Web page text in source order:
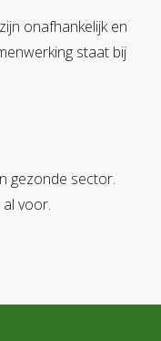
onafhankelijk en
staat bij
gezonde sector.
voor.